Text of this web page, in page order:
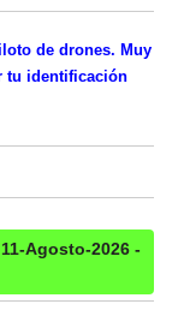
de drones. Muy
tu identificación
Agosto-2026 -